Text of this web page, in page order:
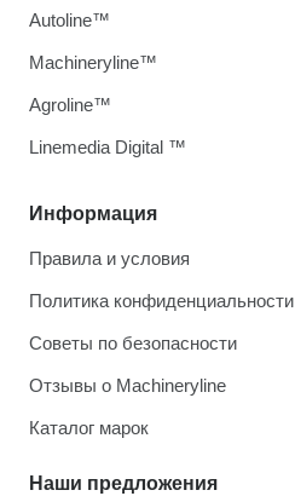
Информация
Правила и условия
Политика конфиденциальности
Советы по безопасности
Отзывы о Machineryline
Каталог марок
Наши предложения
Autoline™
Machineryline™
Agroline™
Linemedia Digital ™